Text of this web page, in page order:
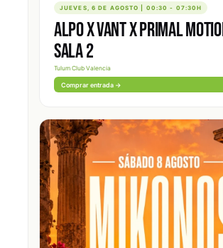
JUEVES, 6 DE AGOSTO | 00:30 - 07:30H
ALPO X VANT X PRIMAL
SALA 2
Tulum Club Valencia
Comprar entrada →